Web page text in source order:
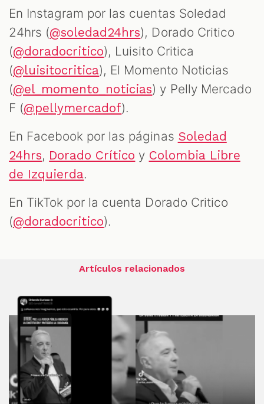
En Instagram por las cuentas Soledad
24hrs (@soledad24hrs), Dorado Critico
(@doradocritico), Luisito Critica
(@luisitocritica), El Momento Noticias
(@el_momento_noticias) y Pelly Mercado
F (@pellymercadof).
En Facebook por las páginas Soledad
24hrs, Dorado Crítico y Colombia Libre
de Izquierda.
En TikTok por la cuenta Dorado Critico
(@doradocritico).
Artículos relacionados